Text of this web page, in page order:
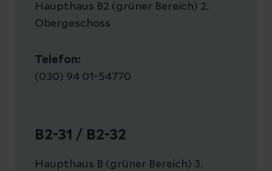
Haupthaus B2 (grüner Bereich) 2.
Obergeschoss
Telefon:
(030) 94 01-54770
B2-31 / B2-32
Haupthaus B (grüner Bereich) 3.